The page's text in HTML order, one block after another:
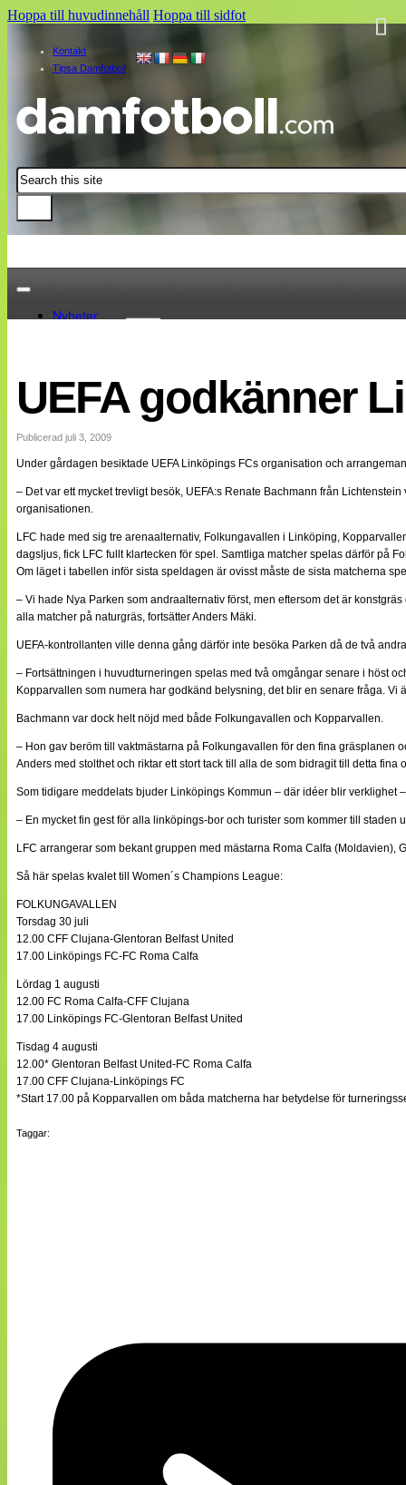
Hoppa till huvudinnehåll Hoppa till sidfot
Kontakt
Tipsa Damfotboll
Sök
Nyheter
Landslaget
EM 2013
Internationellt
Bildreportage
Bloggar
Lagen
Webb-TV
Medlemsbilder
Till klubbkassan
NÄTverket
Om oss
Statistik
Tipsa Damfotboll
UEFA godkänner
Publicerad juli 3, 2009
Under gårdagen besiktade UEFA Linköpings FCs organisation och
– Det var ett mycket trevligt besök, UEFA:s Renate Bachmann från
organisationen.
LFC hade med sig tre arenaalternativ, Folkungavallen i Linköping,
dagsljus, fick LFC fullt klartecken för spel. Samtliga matcher spelas därför på
Om läget i tabellen inför sista speldagen är ovisst måste de sista matcherna
– Vi hade Nya Parken som andraalternativ först, men eftersom det är
alla matcher på naturgräs, fortsätter Anders Mäki.
UEFA-kontrollanten ville denna gång därför inte besöka Parken då de två
– Fortsättningen i huvudturneringen spelas med två omgångar senare i höst
Kopparvallen som numera har godkänd belysning, det blir en senare fråga. Vi
Bachmann var dock helt nöjd med både Folkungavallen och Kopparvallen.
– Hon gav beröm till vaktmästarna på Folkungavallen för den fina gräsplanen
Anders med stolthet och riktar ett stort tack till alla de som bidragit till detta fina
Som tidigare meddelats bjuder Linköpings Kommun – där idéer blir verklighet
– En mycket fin gest för alla linköpings-bor och turister som kommer till staden
LFC arrangerar som bekant gruppen med mästarna Roma Calfa (Moldavien),
Så här spelas kvalet till Women´s Champions League:
FOLKUNGAVALLEN
Torsdag 30 juli
12.00 CFF Clujana-Glentoran Belfast United
17.00 Linköpings FC-FC Roma Calfa
Lördag 1 augusti
12.00 FC Roma Calfa-CFF Clujana
17.00 Linköpings FC-Glentoran Belfast United
Tisdag 4 augusti
12.00* Glentoran Belfast United-FC Roma Calfa
17.00 CFF Clujana-Linköpings FC
*Start 17.00 på Kopparvallen om båda matcherna har betydelse för
Taggar: